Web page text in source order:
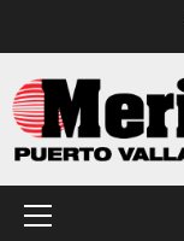
contenido
Menú